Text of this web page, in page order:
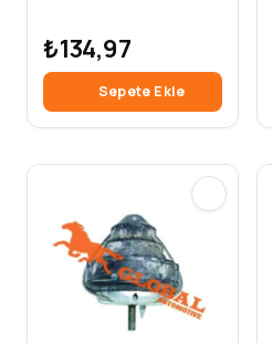
₺134,97
Sepete Ekle